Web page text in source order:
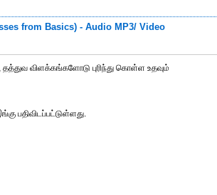
from Basics) - Audio MP3/ Video
விளக்கங்களோடு புரிந்து கொள்ள உதவும்
பதிவிடப்பட்டுள்ளது.